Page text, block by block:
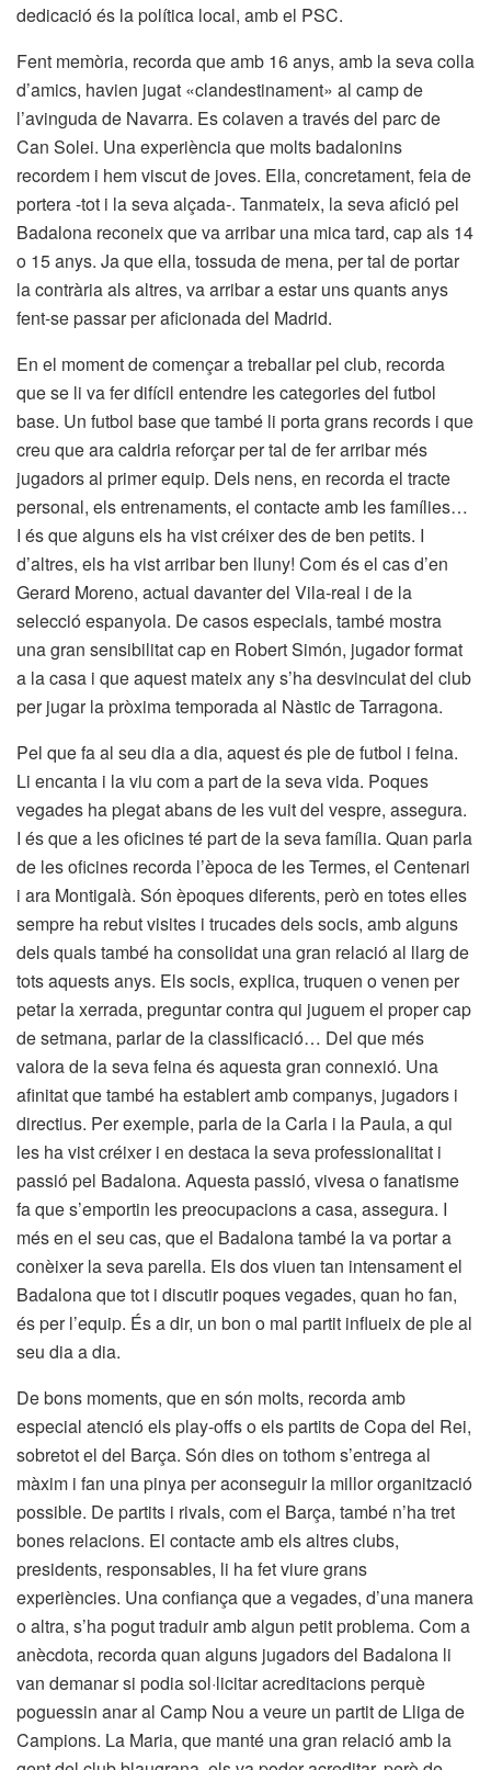
dedicació és la política local, amb el PSC.
Fent memòria, recorda que amb 16 anys, amb la seva colla
d’amics, havien jugat «clandestinament» al camp de
l’avinguda de Navarra. Es colaven a través del parc de
Can Solei. Una experiència que molts badalonins
recordem i hem viscut de joves. Ella, concretament, feia de
portera -tot i la seva alçada-. Tanmateix, la seva afició pel
Badalona reconeix que va arribar una mica tard, cap als 14
o 15 anys. Ja que ella, tossuda de mena, per tal de portar
la contrària als altres, va arribar a estar uns quants anys
fent-se passar per aficionada del Madrid.
En el moment de començar a treballar pel club, recorda
que se li va fer difícil entendre les categories del futbol
base. Un futbol base que també li porta grans records i que
creu que ara caldria reforçar per tal de fer arribar més
jugadors al primer equip. Dels nens, en recorda el tracte
personal, els entrenaments, el contacte amb les famílies…
I és que alguns els ha vist créixer des de ben petits. I
d’altres, els ha vist arribar ben lluny! Com és el cas d’en
Gerard Moreno, actual davanter del Vila-real i de la
selecció espanyola. De casos especials, també mostra
una gran sensibilitat cap en Robert Simón, jugador format
a la casa i que aquest mateix any s’ha desvinculat del club
per jugar la pròxima temporada al Nàstic de Tarragona.
Pel que fa al seu dia a dia, aquest és ple de futbol i feina.
Li encanta i la viu com a part de la seva vida. Poques
vegades ha plegat abans de les vuit del vespre, assegura.
I és que a les oficines té part de la seva família. Quan parla
de les oficines recorda l’època de les Termes, el Centenari
i ara Montigalà. Són èpoques diferents, però en totes elles
sempre ha rebut visites i trucades dels socis, amb alguns
dels quals també ha consolidat una gran relació al llarg de
tots aquests anys. Els socis, explica, truquen o venen per
petar la xerrada, preguntar contra qui juguem el proper cap
de setmana, parlar de la classificació… Del que més
valora de la seva feina és aquesta gran connexió. Una
afinitat que també ha establert amb companys, jugadors i
directius. Per exemple, parla de la Carla i la Paula, a qui
les ha vist créixer i en destaca la seva professionalitat i
passió pel Badalona. Aquesta passió, vivesa o fanatisme
fa que s’emportin les preocupacions a casa, assegura. I
més en el seu cas, que el Badalona també la va portar a
conèixer la seva parella. Els dos viuen tan intensament el
Badalona que tot i discutir poques vegades, quan ho fan,
és per l’equip. És a dir, un bon o mal partit influeix de ple al
seu dia a dia.
De bons moments, que en són molts, recorda amb
especial atenció els play-offs o els partits de Copa del Rei,
sobretot el del Barça. Són dies on tothom s’entrega al
màxim i fan una pinya per aconseguir la millor organització
possible. De partits i rivals, com el Barça, també n’ha tret
bones relacions. El contacte amb els altres clubs,
presidents, responsables, li ha fet viure grans
experiències. Una confiança que a vegades, d’una manera
o altra, s’ha pogut traduir amb algun petit problema. Com a
anècdota, recorda quan alguns jugadors del Badalona li
van demanar si podia sol·licitar acreditacions perquè
poguessin anar al Camp Nou a veure un partit de Lliga de
Campions. La Maria, que manté una gran relació amb la